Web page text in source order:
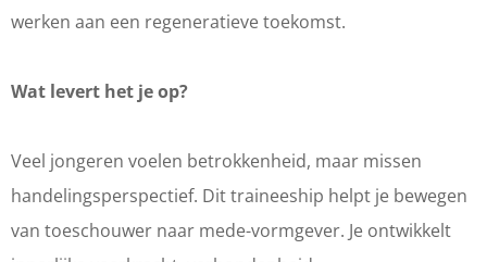
werken aan een regeneratieve toekomst.
Wat levert het je op?
Veel jongeren voelen betrokkenheid, maar missen
handelingsperspectief. Dit traineeship helpt je bewegen
van toeschouwer naar mede-vormgever. Je ontwikkelt